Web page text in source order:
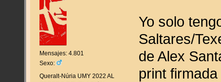
Mensajes: 4.801
Sexo:
Queralt-Núria UMY 2022 AL
Yo solo
Saltares/
de Alex
print